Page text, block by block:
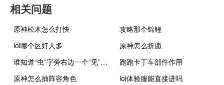
相关问题
原神松木怎么打快
攻略那个锦鲤
lol哪个区好人多
原神怎么折愿
谁知道“虫”字旁右边一个“见”字读什么啊
跑跑卡丁车部件作用
原神怎么抽阵容角色
lol体验服能直接进吗